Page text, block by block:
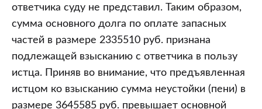
ответчика суду не представил. Таким образом,
сумма основного долга по оплате запасных
частей в размере 2335510 руб. признана
подлежащей взысканию с ответчика в пользу
истца. Приняв во внимание, что предъявленная
истцом ко взысканию сумма неустойки (пени) в
размере 3645585 руб. превышает основной